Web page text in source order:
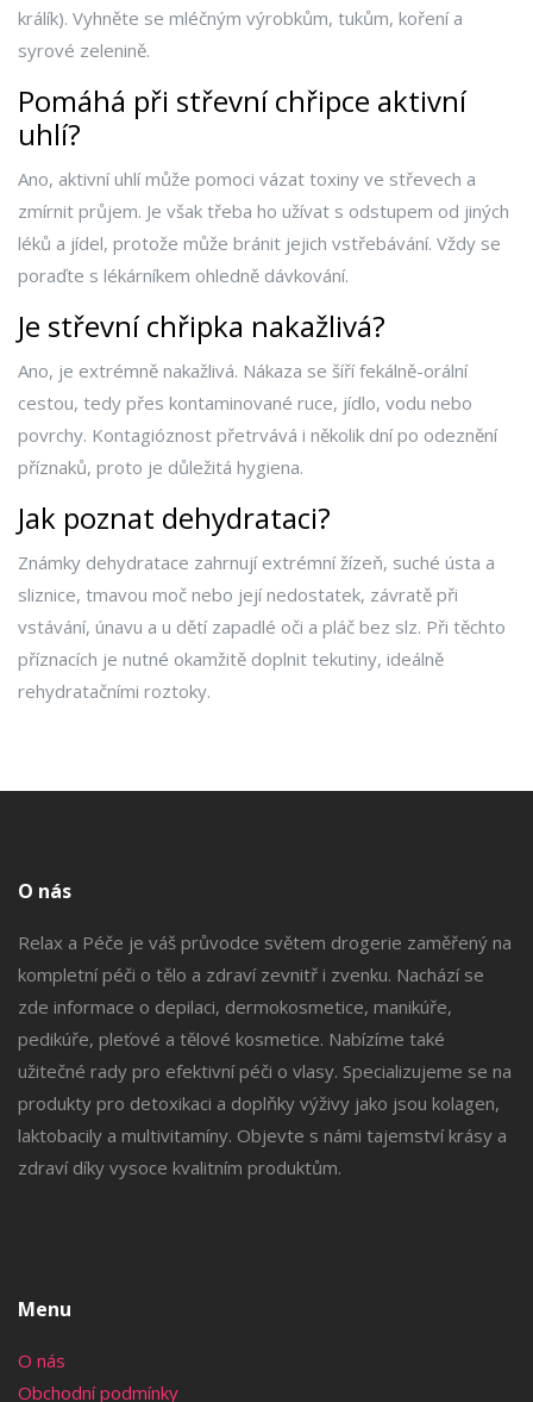
králík). Vyhněte se mléčným výrobkům, tukům, koření a
syrové zelenině.
Pomáhá při střevní chřipce aktivní
uhlí?
Ano, aktivní uhlí může pomoci vázat toxiny ve střevech a
zmírnit průjem. Je však třeba ho užívat s odstupem od jiných
léků a jídel, protože může bránit jejich vstřebávání. Vždy se
poraďte s lékárníkem ohledně dávkování.
Je střevní chřipka nakažlivá?
Ano, je extrémně nakažlivá. Nákaza se šíří fekálně-orální
cestou, tedy přes kontaminované ruce, jídlo, vodu nebo
povrchy. Kontagióznost přetrvává i několik dní po odeznění
příznaků, proto je důležitá hygiena.
Jak poznat dehydrataci?
Známky dehydratace zahrnují extrémní žízeň, suché ústa a
sliznice, tmavou moč nebo její nedostatek, závratě při
vstávání, únavu a u dětí zapadlé oči a pláč bez slz. Při těchto
příznacích je nutné okamžitě doplnit tekutiny, ideálně
rehydratačními roztoky.
O nás
Relax a Péče je váš průvodce světem drogerie zaměřený na
kompletní péči o tělo a zdraví zevnitř i zvenku. Nachází se
zde informace o depilaci, dermokosmetice, manikúře,
pedikúře, pleťové a tělové kosmetice. Nabízíme také
užitečné rady pro efektivní péči o vlasy. Specializujeme se na
produkty pro detoxikaci a doplňky výživy jako jsou kolagen,
laktobacily a multivitamíny. Objevte s námi tajemství krásy a
zdraví díky vysoce kvalitním produktům.
Menu
O nás
Obchodní podmínky